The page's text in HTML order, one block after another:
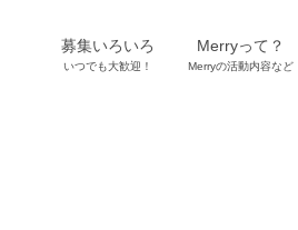
募集いろいろ
いつでも大歓迎！
Merryって？
Merryの活動内容など